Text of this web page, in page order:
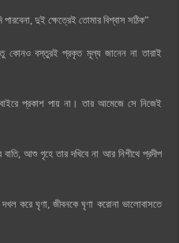
দুই ক্ষেত্রেই তোমার বিশ্বাস সঠিক”
কোনও বস্তুরই প্রকৃত মূল্য জানেন না তারাই
প্রকাশ পায় না। তার আমেজে সে নিজেই
আশু গৃহে তার দখিবে না আর নিশীথে প্রদীপ
করে ঘৃণা, জীবনকে ঘৃণা করোনা ভালোবাসতে